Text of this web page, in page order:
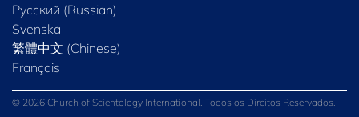
Русский (Russian)
Svenska
繁體中文 (Chinese)
Français
© 2026 Church of Scientology International. Todos os Direitos Reservados.